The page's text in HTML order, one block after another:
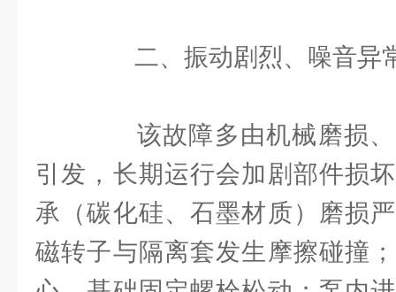
二、振动剧烈、噪音异
该故障多由机械磨损、
引发，长期运行会加剧部件损
承（碳化硅、石墨材质）磨损
磁转子与隔离套发生摩擦碰撞